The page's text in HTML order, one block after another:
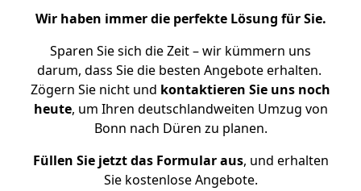
Wir haben immer die perfekte Lösung für Sie.
Sparen Sie sich die Zeit – wir kümmern uns
darum, dass Sie die besten Angebote erhalten.
Zögern Sie nicht und kontaktieren Sie uns noch
heute, um Ihren deutschlandweiten Umzug von
Bonn nach Düren zu planen.
Füllen Sie jetzt das Formular aus, und erhalten
Sie kostenlose Angebote.